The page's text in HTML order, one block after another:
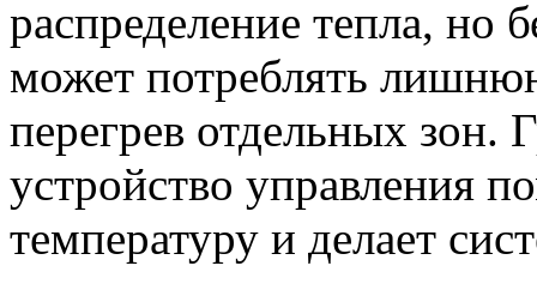
распределение тепла, но
может потреблять
перегрев отдельных зон.
устройство управления
температуру и делает